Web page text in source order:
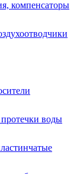
компенсаторы
воды